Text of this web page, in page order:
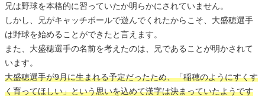
兄は野球を本格的に習っていたか明らかにされていません。
しかし、兄がキャッチボールで遊んでくれたからこそ、大盛穂選手
は野球を始めることができたと言えます。
また、大盛穂選手の名前を考えたのは、兄であることが明かされて
います。
大盛穂選手が9月に生まれる予定だったため、「稲穂のようにすくす
く育ってほしい」という思いを込めて漢字は決まっていたようです